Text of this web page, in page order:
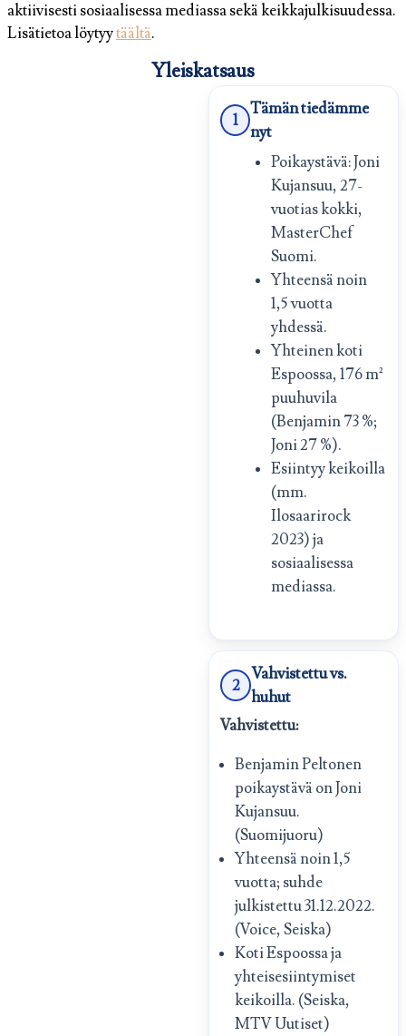
aktiivisesti sosiaalisessa mediassa sekä keikkajulkisuudessa.
Lisätietoa löytyytäältä.
Yleiskatsaus
1
Tämän tiedämme
nyt
Poikaystävä: Joni
Kujansuu, 27-
vuotias kokki,
MasterChef
Suomi.
Yhteensä noin
1,5 vuotta
yhdessä.
Yhteinen koti
Espoossa, 176 m²
puuhuvila
(Benjamin 73 %;
Joni 27 %).
Esiintyy keikoilla
(mm.
Ilosaarirock
2023) ja
sosiaalisessa
mediassa.
2
Vahvistettu vs.
huhut
Vahvistettu:
Benjamin Peltonen
poikaystävä on Joni
Kujansuu.
(Suomijuoru)
Yhteensä noin 1,5
vuotta; suhde
julkistettu 31.12.2022.
(Voice, Seiska)
Koti Espoossa ja
yhteisesiintymiset
keikoilla. (Seiska,
MTV Uutiset)